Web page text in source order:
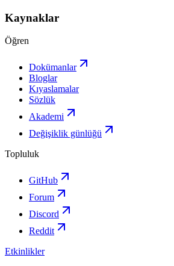
Kaynaklar
Öğren
Dokümanlar
Bloglar
Kıyaslamalar
Sözlük
Akademi
Değişiklik günlüğü
Topluluk
GitHub
Forum
Discord
Reddit
Etkinlikler